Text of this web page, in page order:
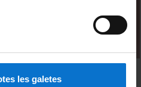
les galetes
malària